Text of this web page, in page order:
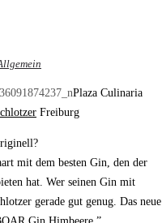
Plaza Culinaria
Freiburg
mit dem besten Gin, den der
hat. Wer seinen Gin mit
gerade gut genug. Das neue